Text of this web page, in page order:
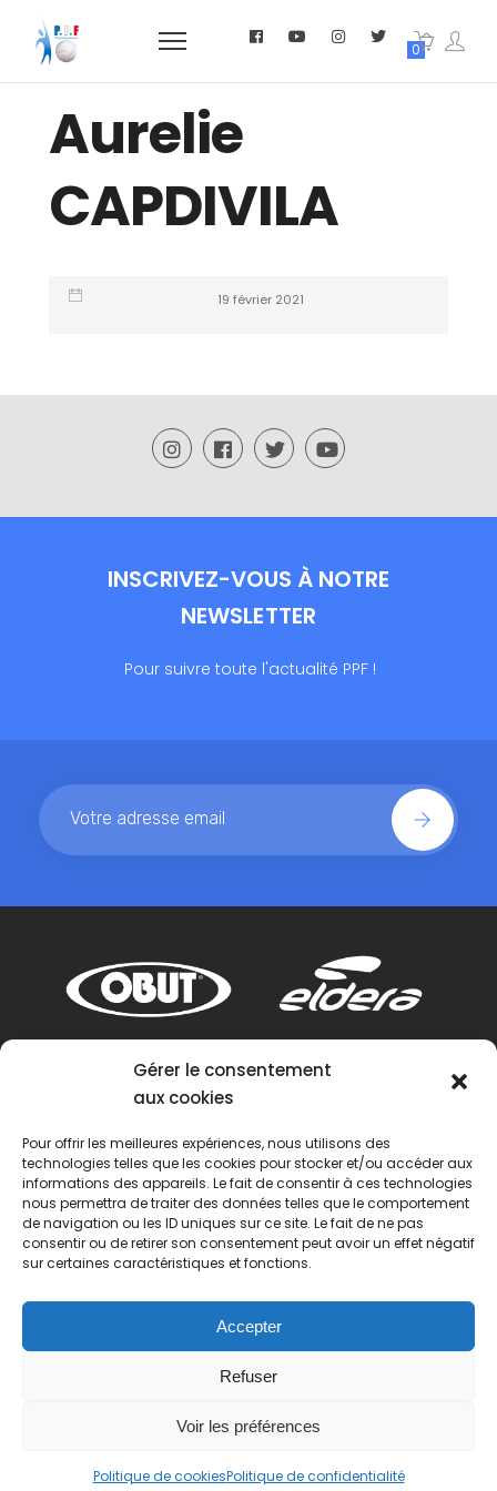
Gérer le consentement
aux cookies
Pour offrir les meilleures expériences, nous utilisons des
technologies telles que les cookies pour stocker et/ou accéder aux
informations des appareils. Le fait de consentir à ces technologies
nous permettra de traiter des données telles que le comportement
de navigation ou les ID uniques sur ce site. Le fait de ne pas
consentir ou de retirer son consentement peut avoir un effet négatif
sur certaines caractéristiques et fonctions.
Accepter
Refuser
Voir les préférences
Politique de cookiesPolitique de confidentialité
0
Aurelie
CAPDIVILA
19 février 2021
INSCRIVEZ-VOUS À NOTRE
NEWSLETTER
Pour suivre toute l'actualité PPF !
réservés.